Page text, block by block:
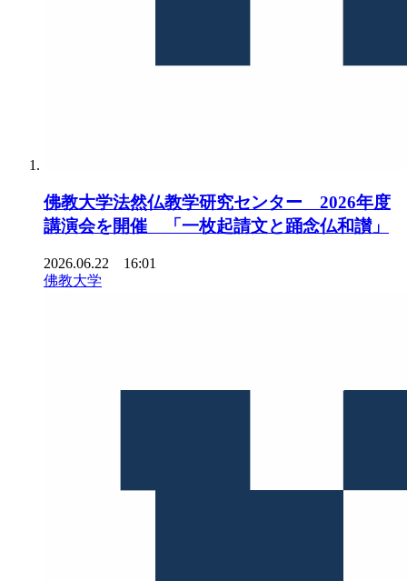
佛教大学法然仏教学研究センター 2026年度
講演会を開催 「一枚起請文と踊念仏和讃」
2026.06.22 16:01
佛教大学